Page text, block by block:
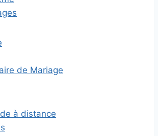
de Mariage
à distance